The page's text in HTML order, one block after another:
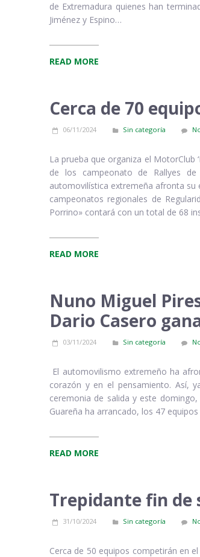
de Extremadura quienes han
Jiménez y Espino…
READ MORE
Cerca de 70
06/11/2024 Sin categoría
La prueba que organiza el MotorClub
de los campeonato de Rallyes
automovilística extremeña afronta su
campeonatos regionales de
Porrino» contará con un total de 68
READ MORE
Nuno Miguel
Dario Casero
03/11/2024 Sin categoría
El automovilismo extremeño ha
corazón y en el pensamiento. Así,
ceremonia de salida y este
Guareña ha arrancado, los 47
READ MORE
Trepidante fin
31/10/2024 Sin categoría
Cerca de 50 equipos competirán en